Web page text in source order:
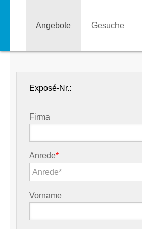
Angebote Gesuche
Exposé-Nr.:
Firma
Anrede*
Anrede*
Vorname